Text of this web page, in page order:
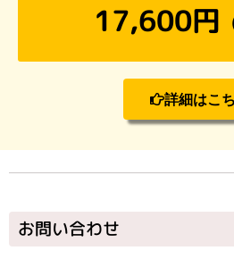
17,600円
詳細はこ
お問い合わせ